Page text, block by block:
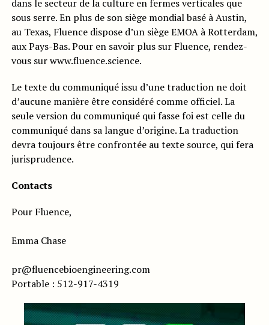
dans le secteur de la culture en fermes verticales que
sous serre. En plus de son siège mondial basé à Austin,
au Texas, Fluence dispose d’un siège EMOA à Rotterdam,
aux Pays-Bas. Pour en savoir plus sur Fluence, rendez-
vous sur www.fluence.science.
Le texte du communiqué issu d’une traduction ne doit
d’aucune manière être considéré comme officiel. La
seule version du communiqué qui fasse foi est celle du
communiqué dans sa langue d’origine. La traduction
devra toujours être confrontée au texte source, qui fera
jurisprudence.
Contacts
Pour Fluence,
Emma Chase
pr@fluencebioengineering.com
Portable : 512-917-4319